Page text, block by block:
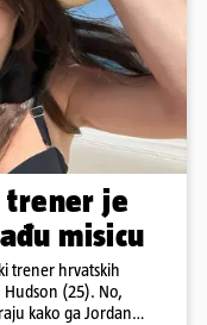
trener je
misicu
trener hrvatskih
Hudson (25). No,
kako ga Jordan